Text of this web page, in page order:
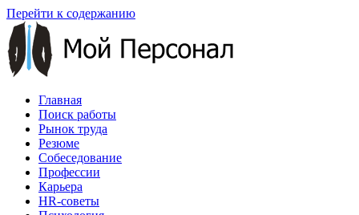
Перейти к содержанию
Главная
Поиск работы
Рынок труда
Резюме
Собеседование
Профессии
Карьера
HR-советы